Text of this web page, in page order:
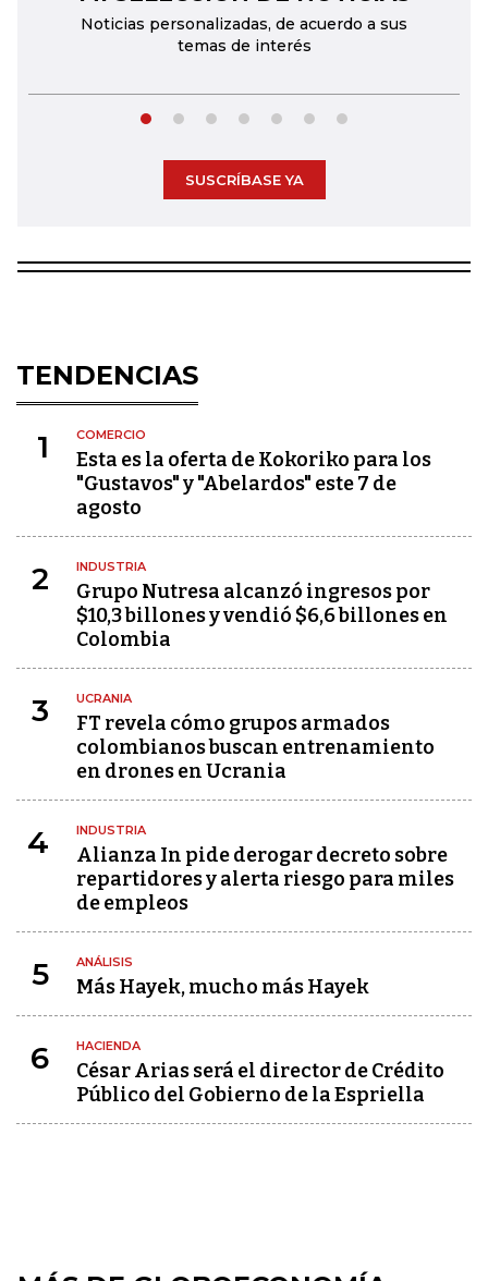
Noticias personalizadas, de acuerdo a sus
temas de interés
SUSCRÍBASE YA
TENDENCIAS
1 COMERCIO
Esta es la oferta de Kokoriko para los
"Gustavos" y "Abelardos" este 7 de
agosto
2 INDUSTRIA
Grupo Nutresa alcanzó ingresos por
$10,3 billones y vendió $6,6 billones en
Colombia
3 UCRANIA
FT revela cómo grupos armados
colombianos buscan entrenamiento
en drones en Ucrania
4 INDUSTRIA
Alianza In pide derogar decreto sobre
repartidores y alerta riesgo para miles
de empleos
5 ANÁLISIS
Más Hayek, mucho más Hayek
6 HACIENDA
César Arias será el director de Crédito
Público del Gobierno de la Espriella